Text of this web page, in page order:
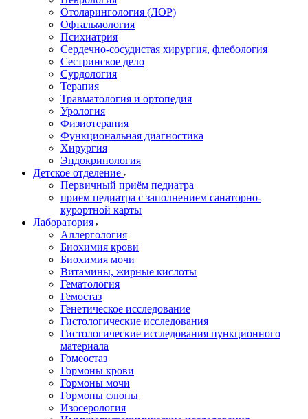
Отоларингология (ЛОР)
Офтальмология
Психиатрия
Сердечно-сосудистая хирургия, флебология
Сестринское дело
Сурдология
Терапия
Травматология и ортопедия
Урология
Физиотерапия
Функциональная диагностика
Хирургия
Эндокринология
Детское отделение
Первичный приём педиатра
прием педиатра с заполнением санаторно-
курортной карты
Лаборатория
Аллергология
Биохимия крови
Биохимия мочи
Витамины, жирные кислоты
Гематология
Гемостаз
Генетическое исследование
Гистологические исследования
Гистологические исследования пункционного
материала
Гомеостаз
Гормоны крови
Гормоны мочи
Гормоны слюны
Изосерология